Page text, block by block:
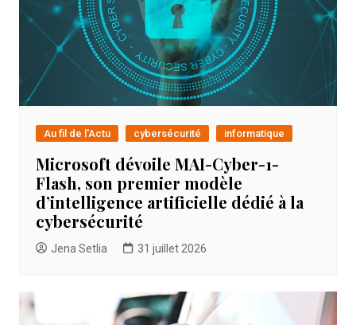
Au fil de l'Actu cybersécurité informatique
Microsoft dévoile MAI-Cyber-1-
Flash, son premier modèle
d’intelligence artificielle dédié à la
cybersécurité
Jena Setlia 31 juillet 2026